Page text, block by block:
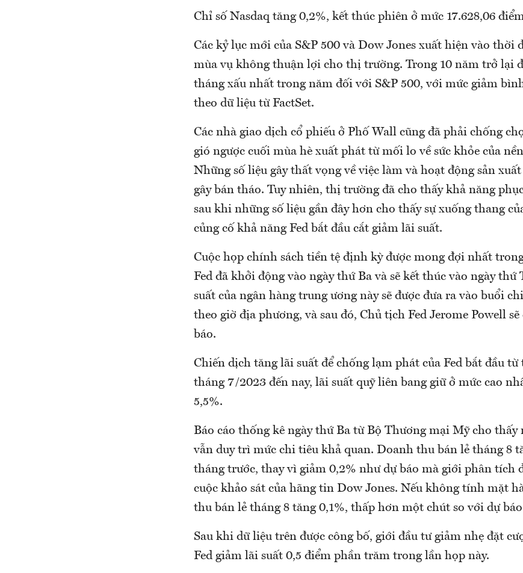
Chỉ số Nasdaq tăng 0,2%, kết thúc phiên ở mức 17.628,06
Các kỷ lục mới của S&P 500 và Dow Jones xuất hiện vào thời
mùa vụ không thuận lợi cho thị trường. Trong 10 năm trở lại
tháng xấu nhất trong năm đối với S&P 500, với mức giảm
theo dữ liệu từ FactSet.
Các nhà giao dịch cổ phiếu ở Phố Wall cũng đã phải chống
gió ngược cuối mùa hè xuất phát từ mối lo về sức khỏe của
Những số liệu gây thất vọng về việc làm và hoạt động sản
gây bán tháo. Tuy nhiên, thị trường đã cho thấy khả năng
sau khi những số liệu gần đây hơn cho thấy sự xuống thang
củng cố khả năng Fed bắt đầu cắt giảm lãi suất.
Cuộc họp chính sách tiền tệ định kỳ được mong đợi nhất
Fed đã khởi động vào ngày thứ Ba và sẽ kết thúc vào ngày
suất của ngân hàng trung ương này sẽ được đưa ra vào buổi
theo giờ địa phương, và sau đó, Chủ tịch Fed Jerome Powell
báo.
Chiến dịch tăng lãi suất để chống lạm phát của Fed bắt đầu
tháng 7/2023 đến nay, lãi suất quỹ liên bang giữ ở mức cao
5,5%.
Báo cáo thống kê ngày thứ Ba từ Bộ Thương mại Mỹ cho thấy
vẫn duy trì mức chi tiêu khả quan. Doanh thu bán lẻ tháng 8
tháng trước, thay vì giảm 0,2% như dự báo mà giới phân tích
cuộc khảo sát của hãng tin Dow Jones. Nếu không tính mặt
thu bán lẻ tháng 8 tăng 0,1%, thấp hơn một chút so với dự
Sau khi dữ liệu trên được công bố, giới đầu tư giảm nhẹ đặt
Fed giảm lãi suất 0,5 điểm phần trăm trong lần họp này.